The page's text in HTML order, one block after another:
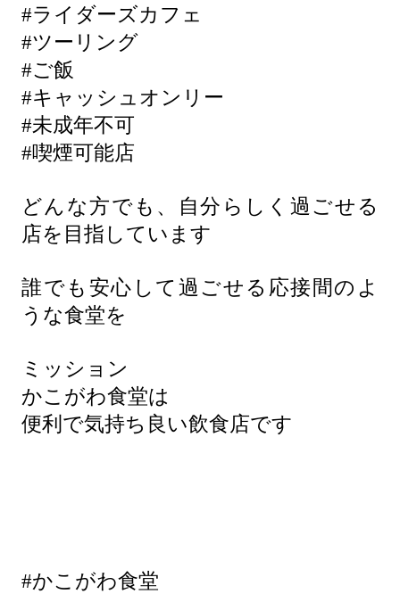
#ライダーズカフェ
#ツーリング
#ご飯
#キャッシュオンリー
#未成年不可
#喫煙可能店
どんな方でも、自分らしく過ごせる
店を目指しています
誰でも安心して過ごせる応接間のよ
うな食堂を
ミッション
かこがわ食堂は
便利で気持ち良い飲食店です
#かこがわ食堂